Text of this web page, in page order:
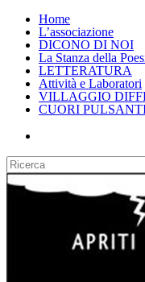
Home
L’associazione
DICONO DI NOI
La Stanza della
LETTERATURA
Attività e Laboratori
VILLAGGIO
CUORI